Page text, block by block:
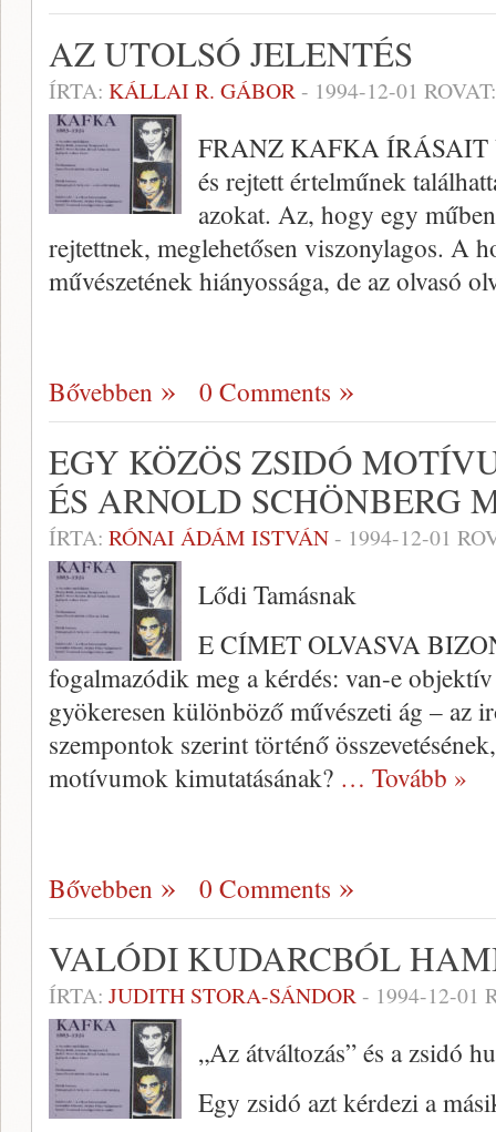
AZ UTOLSÓ JELENTÉS
ÍRTA: KÁLLAI R. GÁBOR- 1994-12-01
FRANZ KAFKA
és rejtett értelműnek
azokat. Az, hogy egy
rejtettnek, meglehetősen viszonylagos. A
művészetének hiányossága, de az olvasó
Bővebben 0 Comments
EGY KÖZÖS ZSIDÓ
ÉS ARNOLD SCHÖNBERG
ÍRTA: RÓNAI ÁDÁM ISTVÁN- 1994-12-01
Lődi Tamásnak
E CÍMET OLVASVA
fogalmazódik meg a kérdés: van-e
gyökeresen különböző művészeti ág – az
szempontok szerint történő
motívumok kimu­tatásának? … Tovább »
Bővebben 0 Comments
VALÓDI KUDARCBÓL
ÍRTA: JUDITH STORA-SÁNDOR- 1994-12-01
„Az átváltozás” és a zsidó
Egy zsidó azt kérdezi a